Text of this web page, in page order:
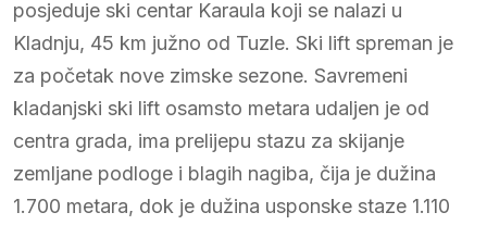
posjeduje ski centar Karaula koji se nalazi u
Kladnju, 45 km južno od Tuzle. Ski lift spreman je
za početak nove zimske sezone. Savremeni
kladanjski ski lift osamsto metara udaljen je od
centra grada, ima prelijepu stazu za skijanje
zemljane podloge i blagih nagiba, čija je dužina
1.700 metara, dok je dužina usponske staze 1.110